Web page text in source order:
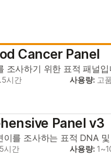
Cancer Panel
조사하기 위한 표적 패널입
시간 사용량: 고
Panel v3
를 조사하는 표적 DNA
시간 사용량: